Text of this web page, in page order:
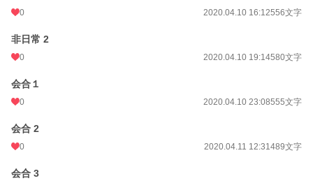
0 2020.04.10 16:12556文字
非日常 2
0 2020.04.10 19:14580文字
会合１
0 2020.04.10 23:08555文字
会合 2
0 2020.04.11 12:31489文字
会合 3